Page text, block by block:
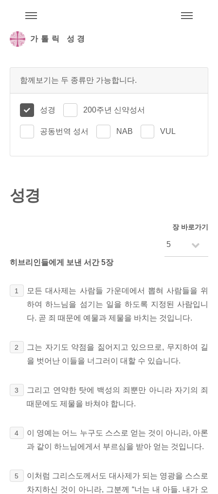
가톨릭 성경
함께보기는 두 종류만 가능합니다.
성경 200주년 신약성서
공동번역 성서 NAB VUL
성경
장 바로가기
히브리인들에게 보낸 서간 5장
1
모든 대사제는 사람들 가운데에서 뽑혀 사람들을 위
하여 하느님을 섬기는 일을 하도록 지정된 사람입니
다. 곧 죄 때문에 예물과 제물을 바치는 것입니다.
2
그는 자기도 약점을 짊어지고 있으므로, 무지하여 길
을 벗어난 이들을 너그러이 대할 수 있습니다.
3
그리고 연약한 탓에 백성의 죄뿐만 아니라 자기의 죄
때문에도 제물을 바쳐야 합니다.
4
이 영예는 어느 누구도 스스로 얻는 것이 아니라, 아론
과 같이 하느님에게서 부르심을 받아 얻는 것입니다.
5
이처럼 그리스도께서도 대사제가 되는 영광을 스스로
차지하신 것이 아니라, 그분께 “너는 내 아들. 내가 오